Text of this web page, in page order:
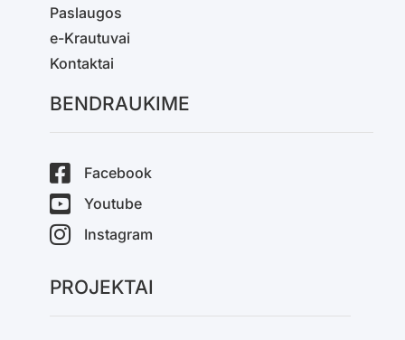
Paslaugos
e-Krautuvai
Kontaktai
BENDRAUKIME
Facebook
Youtube
Instagram
PROJEKTAI